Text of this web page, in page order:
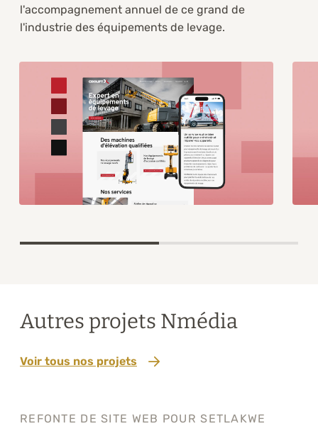
l'accompagnement annuel de ce grand de
l'industrie des équipements de levage.
Autres projets Nmédia
Voir tous nos projets
REFONTE DE SITE WEB POUR SETLAKWE